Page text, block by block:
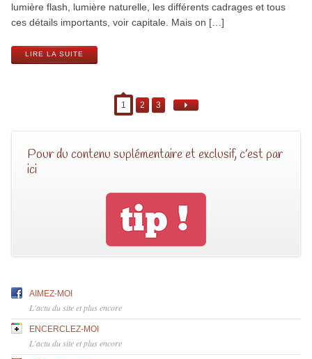
lumière flash, lumière naturelle, les différents cadrages et tous
ces détails importants, voir capitale. Mais on […]
LIRE LA SUITE
1 2 3
Pour du contenu suplémentaire et exclusif, c’est par
ici
AIMEZ-MOI
L'actu du site et plus encore
ENCERCLEZ-MOI
L'actu du site et plus encore